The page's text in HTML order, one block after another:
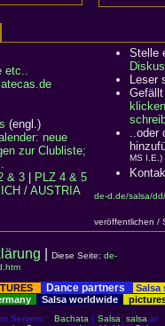
etc..
(engl.)
neue
zur Clubliste;
& 3
PLZ 4 & 5
/ AUSTRIA
Stelle
Leser
klicken
..oder
MS I.E.)
de-d.de/salsa/
veröffentlichen /
Diese Seite: de-
Dance partners
Salsa
Salsa worldwide
Servern: Bachata | Salsa:salsa .at